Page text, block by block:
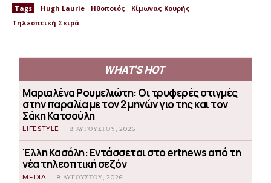
Tags Hugh Laurie Ηθοποιός
Κίμωνας Κουρής
Τηλεοπτική Σειρά
WHAT'S HOT
Μαριαλένα Ρουμελιώτη: Οι τρυφερές στιγμές
στην παραλία με τον 2 μηνών γιο της και τον
Σάκη Κατσούλη
LIFESTYLE 8 ΑΥΓΟΎΣΤΟΥ, 2026
Έλλη Κασόλη: Εντάσσεται στο ertnews από τη
νέα τηλεοπτική σεζόν
MEDIA 8 ΑΥΓΟΎΣΤΟΥ, 2026